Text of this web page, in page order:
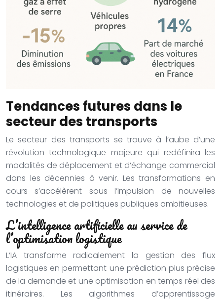
Tendances futures dans le
secteur des transports
Le secteur des transports se trouve à l’aube d’une
révolution technologique majeure qui redéfinira les
modalités de déplacement et d’échange commercial
dans les décennies à venir. Les transformations en
cours s’accélèrent sous l’impulsion de nouvelles
technologies et de politiques publiques ambitieuses.
L’intelligence artificielle au service de
l’optimisation logistique
L’IA transforme radicalement la gestion des flux
logistiques en permettant une prédiction plus précise
de la demande et une optimisation en temps réel des
itinéraires. Les algorithmes d’apprentissage